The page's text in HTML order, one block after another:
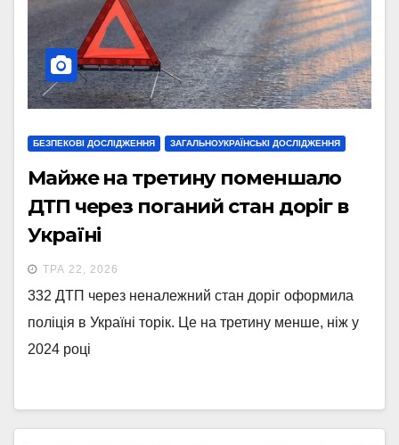
БЕЗПЕКОВІ ДОСЛІДЖЕННЯ ЗАГАЛЬНОУКРАЇНСЬКІ ДОСЛІДЖЕННЯ
Майже на третину поменшало
ДТП через поганий стан доріг в
Україні
ТРА 22, 2026
332 ДТП через неналежний стан доріг оформила
поліція в Україні торік. Це на третину менше, ніж у
2024 році